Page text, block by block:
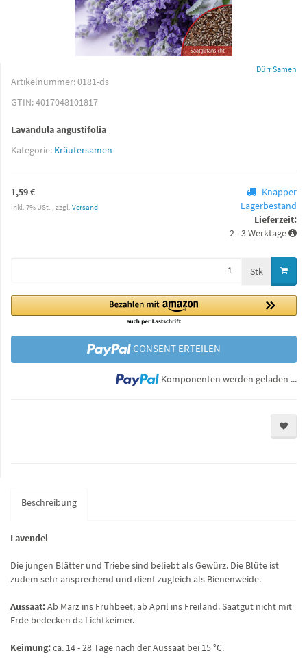
Dürr Samen
Artikelnummer:0181-ds
GTIN:4017048101817
Lavandula angustifolia
Kategorie: Kräutersamen
1,59 €
inkl. 7% USt. , zzgl. Versand
Knapper
Lagerbestand
Lieferzeit:
2 - 3 Werktage
Stk
CONSENT ERTEILEN
Komponenten werden geladen ...
Beschreibung
Lavendel
Die jungen Blätter und Triebe sind beliebt als Gewürz. Die Blüte ist
zudem sehr ansprechend und dient zugleich als Bienenweide.
Aussaat:Ab März ins Frühbeet, ab April ins Freiland. Saatgut nicht mit
Erde bedecken da Lichtkeimer.
Keimung:ca. 14 - 28 Tage nach der Aussaat bei 15 °C.